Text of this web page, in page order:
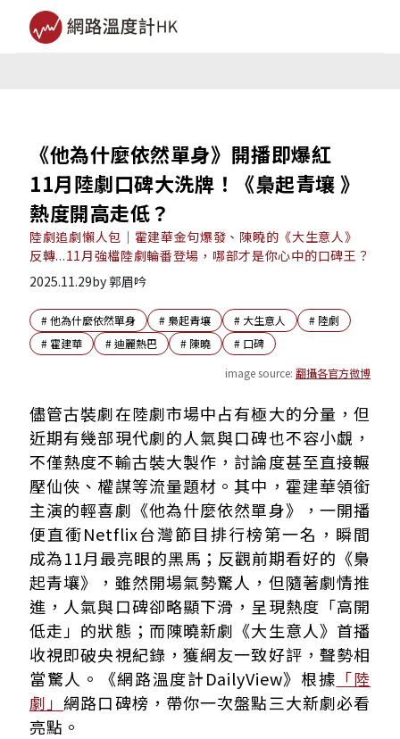
《他為什麼依然單身》開播即爆紅
11月陸劇口碑大洗牌！《梟起青壤 》
熱度開高走低？
陸劇追劇懶人包｜霍建華金句爆發、陳曉的《大生意人》
反轉...11月強檔陸劇輪番登場，哪部才是你心中的口碑王？
2025.11.29by郭眉吟
#他為什麼依然單身 #梟起青壤 # 大生意人 # 陸劇
# 霍建華 #迪麗熱巴 # 陳曉 # 口碑
image source: 翻攝各官方微博
《他為什麼依然單身》
《大生意人》
《梟起青壤》
儘管古裝劇在陸劇市場中占有極大的分量，但
近期有幾部現代劇的人氣與口碑也不容小覷，
不僅熱度不輸古裝大製作，討論度甚至直接輾
壓仙俠、權謀等流量題材。其中，霍建華領銜
主演的輕喜劇《他為什麼依然單身》，一開播
便直衝Netflix台灣節目排行榜第一名，瞬間
成為11月最亮眼的黑馬；反觀前期看好的《梟
起青壤》，雖然開場氣勢驚人，但隨著劇情推
進，人氣與口碑卻略顯下滑，呈現熱度「高開
低走」的狀態；而陳曉新劇《大生意人》首播
收視即破央視紀錄，獲網友一致好評，聲勢相
當驚人。《網路溫度計DailyView》根據 「陸
劇」網路口碑榜，帶你一次盤點三大新劇必看
亮點。